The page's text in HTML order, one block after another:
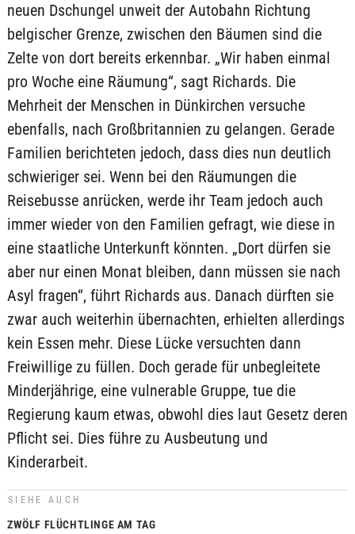
neuen Dschungel unweit der Autobahn Richtung
belgischer Grenze, zwischen den Bäumen sind die
Zelte von dort bereits erkennbar. „Wir haben einmal
pro Woche eine Räumung“, sagt Richards. Die
Mehrheit der Menschen in Dünkirchen versuche
ebenfalls, nach Großbritannien zu gelangen. Gerade
Familien berichteten jedoch, dass dies nun deutlich
schwieriger sei. Wenn bei den Räumungen die
Reisebusse anrücken, werde ihr Team jedoch auch
immer wieder von den Familien gefragt, wie diese in
eine staatliche Unterkunft könnten. „Dort dürfen sie
aber nur einen Monat bleiben, dann müssen sie nach
Asyl fragen“, führt Richards aus. Danach dürften sie
zwar auch weiterhin übernachten, erhielten allerdings
kein Essen mehr. Diese Lücke versuchten dann
Freiwillige zu füllen. Doch gerade für unbegleitete
Minderjährige, eine vulnerable Gruppe, tue die
Regierung kaum etwas, obwohl dies laut Gesetz deren
Pflicht sei. Dies führe zu Ausbeutung und
Kinderarbeit.
SIEHE AUCH
ZWÖLF FLÜCHTLINGE AM TAG